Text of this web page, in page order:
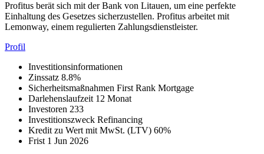
Profitus berät sich mit der Bank von Litauen, um eine perfekte
Einhaltung des Gesetzes sicherzustellen. Profitus arbeitet mit
Lemonway, einem regulierten Zahlungsdienstleister.
Profil
Investitionsinformationen
Zinssatz 8.8%
Sicherheitsmaßnahmen First Rank Mortgage
Darlehenslaufzeit 12 Monat
Investoren 233
Investitionszweck Refinancing
Kredit zu Wert mit MwSt. (LTV) 60%
Frist 1 Jun 2026